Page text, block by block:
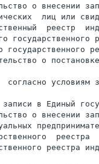
о внесении
лиц или
реестр
государственного
о
согласно условиям
в Единый
о внесении
реестра
реестра